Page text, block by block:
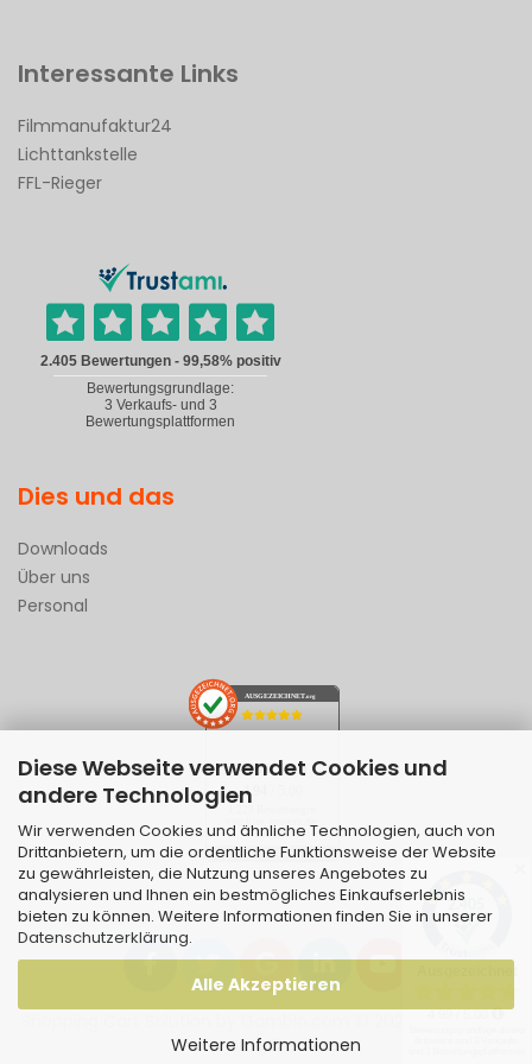
Diese Webseite verwendet Cookies und
andere Technologien
Wir verwenden Cookies und ähnliche Technologien, auch von
Drittanbietern, um die ordentliche Funktionsweise der Website
zu gewährleisten, die Nutzung unseres Angebotes zu
analysieren und Ihnen ein bestmögliches Einkaufserlebnis
bieten zu können. Weitere Informationen finden Sie in unserer
Datenschutzerklärung.
Alle Akzeptieren
Weitere Informationen
Interessante Links
Filmmanufaktur24
Lichttankstelle
FFL-Rieger
Dies und das
Downloads
Über uns
Personal
AUSGEZEICHNET.org
SEHR GUT
4.94
ebay.de
Hinweis zu den Bewertungen
vonJungCreative.